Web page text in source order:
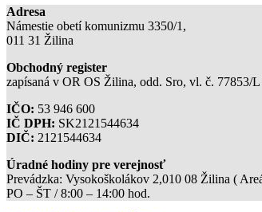
Adresa
Námestie obetí komunizmu 3350/1,
011 31 Žilina
Obchodný register
zapísaná v OR OS Žilina, odd. Sro, vl. č. 77853/L
IČO: 53 946 600
IČ DPH: SK2121544634
DIČ: 2121544634
Úradné hodiny pre verejnosť
Prevádzka: Vysokoškolákov 2,010 08 Žilina (
PO – ŠT / 8:00 – 14:00 hod.